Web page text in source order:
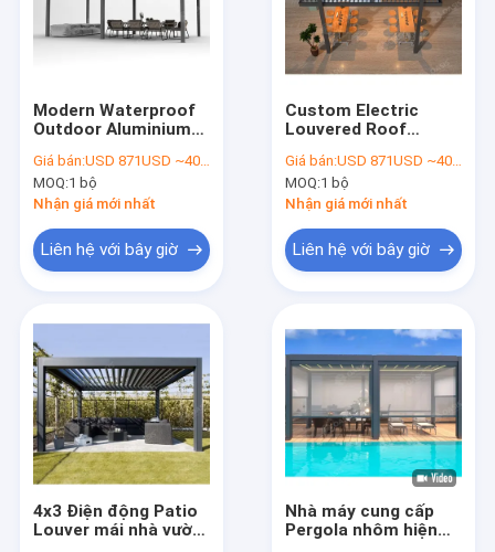
Video
Về chúng tôi
Modern Waterproof
Outdoor Aluminium
Aluminium Louvered
Pergola Đối với biệt
thự
Giá bán:USD 871USD ~4000USD or more based on the sizes
MOQ:1 bộ
Nhận giá mới nhất
Liên hệ với bây giờ
Custom Electric
Louvered Roof
Gazebo Opening
Roof Aluminum
Louvered Pergola
Giá bán:USD 871USD ~4000USD or more based on the sizes
MOQ:1 bộ
Nhận giá mới nhất
Liên hệ với bây giờ
4x3 Điện động Patio
Louver mái nhà vườn
Nhà máy cung cấp
Pergola nhôm hiện